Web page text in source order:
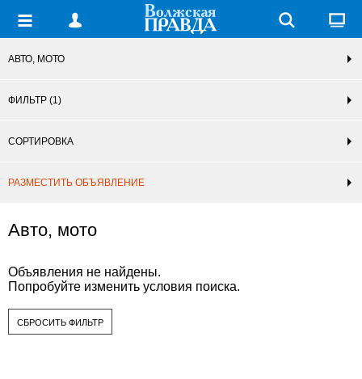
АВТО, МОТО
ФИЛЬТР (1)
СОРТИРОВКА
РАЗМЕСТИТЬ ОБЪЯВЛЕНИЕ
Авто, мото
Объявления не найдены.
Попробуйте изменить условия поиска.
СБРОСИТЬ ФИЛЬТР